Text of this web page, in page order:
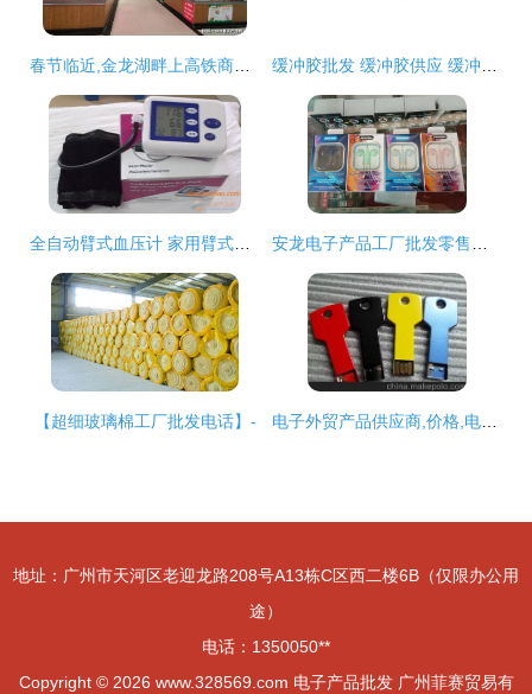
【超细玻璃棉工厂批发电话】-
地址：广州市天河区老迎龙路208号A13栋C区西二楼6B（仅限办公用
途）
电话：1350050**
Copyright © 2026 www.328569.com 电子产品批发 广州菲赛贸易有